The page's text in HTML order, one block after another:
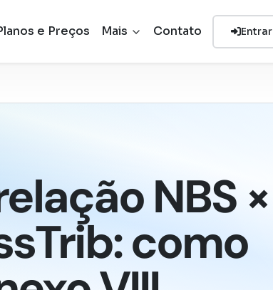
e Preços Mais Contato Entrar
NBS ×
como